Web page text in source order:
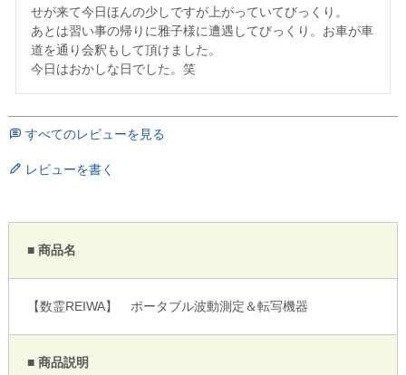
せが来て今日ほんの少しですが上がっていてびっくり。
あとは習い事の帰りに雅子様に遭遇してびっくり。お車が車
道を通り会釈もして頂けました。
今日はおかしな日でした。笑
すべてのレビューを見る
レビューを書く
■ 商品名
【数霊REIWA】 ポータブル波動測定＆転写機器
■ 商品説明